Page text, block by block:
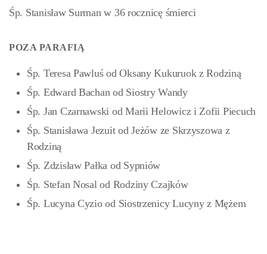
Śp. Stanisław Surman w 36 rocznicę śmierci
POZA PARAFIĄ
Śp. Teresa Pawluś od Oksany Kukuruok z Rodziną
Śp. Edward Bachan od Siostry Wandy
Śp. Jan Czarnawski od Marii Helowicz i Zofii Piecuch
Śp. Stanisława Jezuit od Jeżów ze Skrzyszowa z
Rodziną
Śp. Zdzisław Pałka od Sypniów
Śp. Stefan Nosal od Rodziny Czajków
Śp. Lucyna Cyzio od Siostrzenicy Lucyny z Mężem